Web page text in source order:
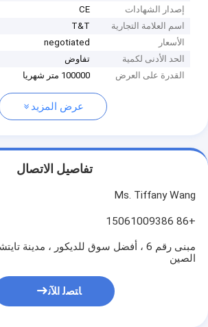
إصدار الشهادات
CE
اسم العلامة التجارية
T&T
الأسعار
negotiated
الحد الأدنى لكمية
تفاوض
القدرة على العرض
100000 متر شهريا
عرض المزيد
تفاصيل الاتصال
Ms. Tiffany Wang
+86 15061009386
مبنى رقم 6 ، أفضل سوق للديكور ، مدينة
الصين
ﺎﺘﺼﻟ ﺍﻶﻧ